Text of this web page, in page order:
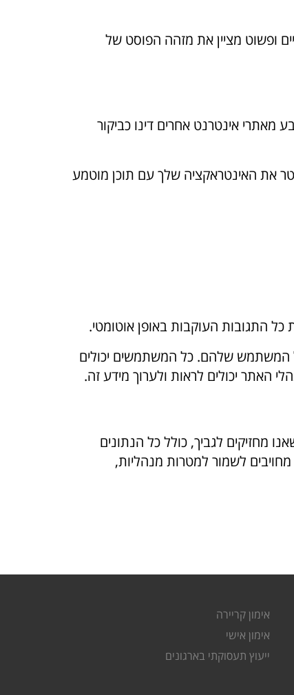
ופשוט מציין את מזהה הפוסט של
מאתרי אינטרנט אחרים דינו כביקור
את האינטראקציה שלך עם תוכן מוטמע
כל התגובות העוקבות באופן אוטומטי.
המשתמש שלהם. כל המשתמשים יכולים
יכולים לראות ולערוך מידע זה.
מחזיקים לגביך, כולל כל הנתונים
לשמור למטרות מנהליות,
אימון קריירה
אימון אישי
ייעוץ תעסוקתי בארגונים